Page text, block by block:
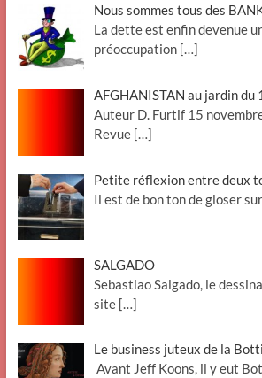
Nous sommes tous des
La dette est enfin devenue
préoccupation […]
AFGHANISTAN au jardin du
Auteur D. Furtif 15
Revue […]
Petite réflexion entre deux
Il est de bon ton de gloser
SALGADO
Sebastiao Salgado, le
site […]
Le business juteux de la
Avant Jeff Koons, il y eut